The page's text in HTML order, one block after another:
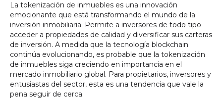
La tokenización de inmuebles es una innovación
emocionante que está transformando el mundo de la
inversión inmobiliaria. Permite a inversores de todo tipo
acceder a propiedades de calidad y diversificar sus carteras
de inversión. A medida que la tecnología blockchain
continúa evolucionando, es probable que la tokenización
de inmuebles siga creciendo en importancia en el
mercado inmobiliario global. Para propietarios, inversores y
entusiastas del sector, esta es una tendencia que vale la
pena seguir de cerca.